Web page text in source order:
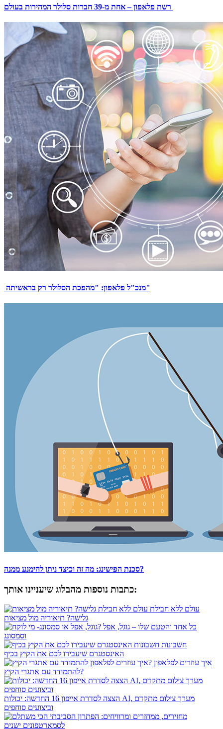
מנכ"ל פלאפון: "מהפכת הסלולר רק בראשיתה"
סכנת הפישינג: מה זה וכיצד ניתן להימנע ממנה?
כתבות נוספות מהבלוג שיעניינו אותך:
עולם ללא חבילת
גלישה? תיאוריה מול מציאות
כל אחד והטעם שלו – גוגל, אפל
וסמסונג
חשבונות
האינסטגרם שיעבירו לכם את הקיץ בכיף
איך עוזרים לפלאפון
להתמודד עם אתגרי הקיץ?
הצצה לסדרת אייפון 16 החדשה: יכולות AI, מערך צילום מתקדם
וביצועים סוחפים